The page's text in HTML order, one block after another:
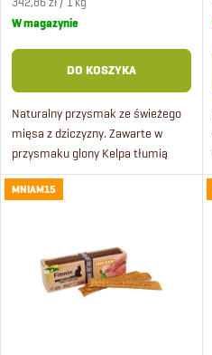
i
e
p
r
r
o
d
u
k
jednostkowa:
W magazynie
DO KOSZYKA
Naturalny przysmak ze świeżego
mięsa z dziczyzny. Zawarte w
przysmaku glony Kelpa tłumią
nieprzyjemny zapach z jamy
ustnej kotów, zapobiegają
MNIAM15